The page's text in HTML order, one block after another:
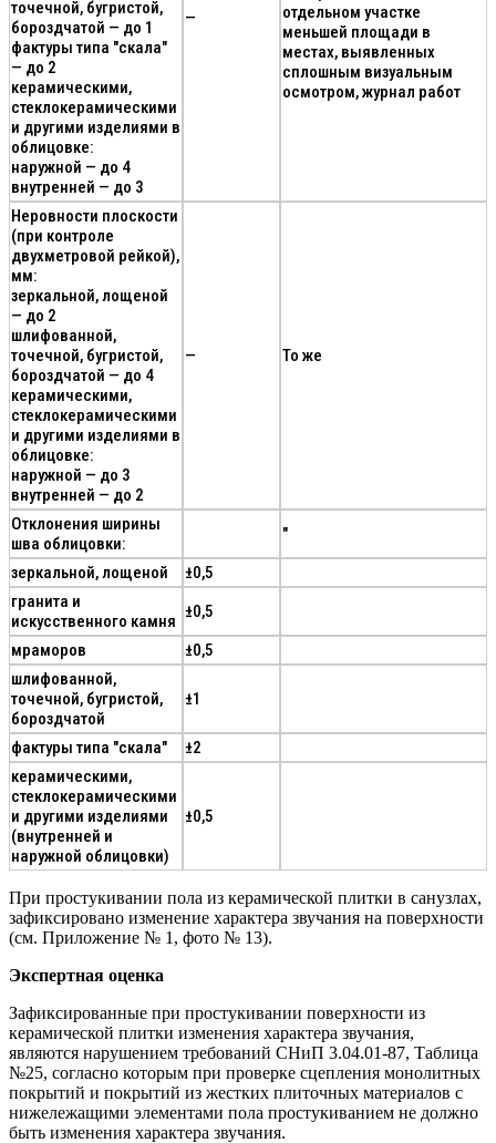
точечной, бугристой,
бороздчатой — до 1
фактуры типа "скала"
— до 2
керамическими,
стеклокерамическими
и другими изделиями в
облицовке:
наружной — до 4
внутренней — до 3
—
отдельном участке
меньшей площади в
местах, выявленных
сплошным визуальным
осмотром, журнал работ
Неровности плоскости
(при контроле
двухметровой рейкой),
мм:
зеркальной, лощеной
— до 2
шлифованной,
точечной, бугристой,
бороздчатой — до 4
керамическими,
стеклокерамическими
и другими изделиями в
облицовке:
наружной — до 3
внутренней — до 2
— То же
Отклонения ширины
шва облицовки:
"
зеркальной, лощеной
±0,5
гранита и
искусственного камня ±0,5
мраморов
±0,5
шлифованной,
точечной, бугристой,
бороздчатой
±1
фактуры типа "скала"
±2
керамическими,
стеклокерамическими
и другими изделиями
(внутренней и
наружной облицовки)
±0,5
При простукивании пола из керамической плитки в санузлах,
зафиксировано изменение характера звучания на поверхности
(см. Приложение № 1, фото № 13).
Экспертная оценка
Зафиксированные при простукивании поверхности из
керамической плитки изменения характера звучания,
являются нарушением требований СНиП 3.04.01-87, Таблица
№25, согласно которым при проверке сцепления монолитных
покрытий и покрытий из жестких плиточных материалов с
нижележащими элементами пола простукиванием не должно
быть изменения характера звучания.